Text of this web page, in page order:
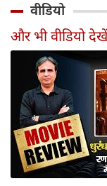
संग है खास रिश्ता
वीडियो
और भी वीडियो देखें